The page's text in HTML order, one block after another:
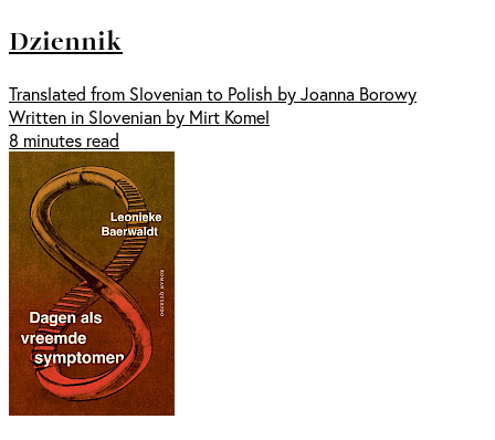
Dziennik
Translated from Slovenian to Polish by Joanna Borowy
Written in Slovenian by Mirt Komel
8 minutes read